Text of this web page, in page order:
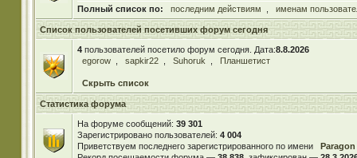
Полный список по:
последним действиям именам
Список пользователей посетивших форум сегодня
4пользователей посетило форум сегодня. Дата:8.8.2026
egorow
sapkir22 Suhoruk Планшетист
Скрыть список
Статистика форума
На форуме сообщений: 39 301
Зарегистрировано пользователей: 4 004
Приветствуем последнего зарегистрированного по имени
Paragon